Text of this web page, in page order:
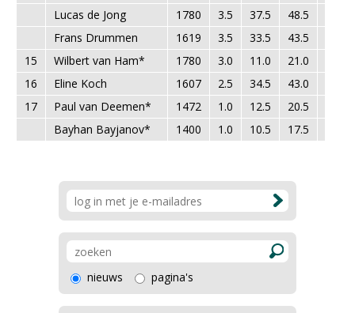
Lucas de Jong
1780 3.5 37.5 48.5
Frans Drummen
1619 3.5 33.5 43.5
15
Wilbert van Ham* 1780 3.0 11.0 21.0
16
Eline Koch 1607 2.5 34.5 43.0
17
Paul van Deemen* 1472 1.0 12.5 20.5
Bayhan Bayjanov*
1400 1.0 10.5 17.5
nieuws pagina's